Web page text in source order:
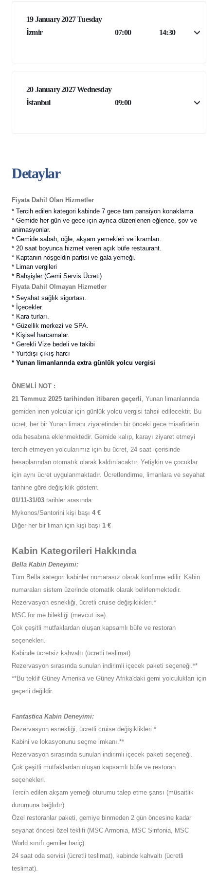
19 January 2027 Tuesday
İzmir
07:00 14:30
20 January 2027 Wednesday
İstanbul
09:00
Detaylar
Fiyata Dahil Olan Hizmetler
* Tercih edilen kategori kabinde 7 gece tam pansiyon konaklama
* Gemide her gün ve gece için ayrıca düzenlenen eğlence, şov ve
animasyonlar.
* Gemide sabah, öğle, akşam yemekleri ve ikramları.
* 20 saat boyunca hizmet veren açık büfe restaurant.
* Kaptanın hoşgeldin partisi ve gala yemeği.
* Liman vergileri
* Bahşişler (Gemi Servis Ücreti)
Fiyata Dahil Olmayan Hizmetler
* Seyahat sağlık sigortası.
* İçecekler.
* Kara turları.
* Güzellik merkezi ve SPA.
* Kişisel harcamalar.
* Gerekli Vize bedeli ve takibi
* Yurtdışı çıkış harcı
* Yunan limanlarında extra günlük yolcu vergisi
ÖNEMLİ NOT :
21 Temmuz 2025 tarihinden itibaren geçerli, Yunan limanlarında
gemiden inen yolcular için günlük yolcu vergisi tahsil edilecektir. Bu
ücret, her bir Yunan limanı ziyaretinden bir önceki gece misafirlerin
oda hesabına eklenmektedir. Gemide kalıp, karayı ziyaret etmeyi
tercih etmeyen yolcularımız için bu ücret, 24 saat içerisinde
hesaplarından otomatık olarak kaldırılacaktır. Yetişkin ve çocuklar
için aynı ücret uygulanmaktadır. Ücretlendirme, limanlara ve seyahat
tarihine göre değişiklik gösterir.
01/11-31/03 tarihler arasında:
Mykonos/Santorini kişi başı 4 €
Diğer her bir liman için kişi başı 1 €
Kabin Kategorileri Hakkında
Bella Kabin Deneyimi:
Tüm Bella kategori kabinler numarasız olarak konfirme edilir. Kabin
numaraları sistem üzerinde otomatik olarak belirlenmektedir.
Rezervasyon esnekliği, ücretli cruise değişiklikleri.*
MSC for me bilekliği (mevcut ise).
Çok çeşitli mutfaklardan oluşan kapsamlı büfe ve restoran
seçenekleri.
Kabinde ücretsiz kahvaltı (ücretli teslimat).
Rezervasyon sırasında sunulan indirimli içecek paketi seçeneği.**
**Bu teklif Güney Amerika ve Güney Afrika'daki gemi yolculukları için
geçerli değildir.
Fantastica Kabin Deneyimi:
Rezervasyon esnekliği, ücretli cruise değişiklikleri.*
Kabini ve lokasyonunu seçme imkanı.**
Rezervasyon sırasında sunulan indirimli içecek paketi seçeneği.
Çok çeşitli mutfaklardan oluşan kapsamlı büfe ve restoran
seçenekleri.
Tercih edilen akşam yemeği oturumu talep etme şansı (müsaitlik
durumuna bağlıdır).
Özel restoranlar paketi, gemiye binmeden 2 gün öncesine kadar
seyahat öncesi özel teklifi (MSC Armonia, MSC Sinfonia, MSC
World sınıfı gemiler hariç).
24 saat oda servisi (ücretli teslimat), kabinde kahvaltı (ücretli
teslimat).